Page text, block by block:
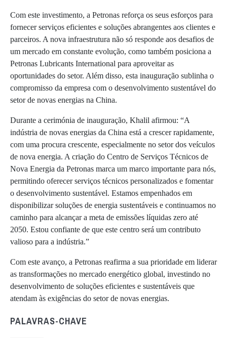
Com este investimento, a Petronas reforça os seus esforços para
fornecer serviços eficientes e soluções abrangentes aos clientes e
parceiros. A nova infraestrutura não só responde aos desafios de
um mercado em constante evolução, como também posiciona a
Petronas Lubricants International para aproveitar as
oportunidades do setor. Além disso, esta inauguração sublinha o
compromisso da empresa com o desenvolvimento sustentável do
setor de novas energias na China.
Durante a cerimónia de inauguração, Khalil afirmou: “A
indústria de novas energias da China está a crescer rapidamente,
com uma procura crescente, especialmente no setor dos veículos
de nova energia. A criação do Centro de Serviços Técnicos de
Nova Energia da Petronas marca um marco importante para nós,
permitindo oferecer serviços técnicos personalizados e fomentar
o desenvolvimento sustentável. Estamos empenhados em
disponibilizar soluções de energia sustentáveis e continuamos no
caminho para alcançar a meta de emissões líquidas zero até
2050. Estou confiante de que este centro será um contributo
valioso para a indústria.”
Com este avanço, a Petronas reafirma a sua prioridade em liderar
as transformações no mercado energético global, investindo no
desenvolvimento de soluções eficientes e sustentáveis que
atendam às exigências do setor de novas energias.
PALAVRAS-CHAVE